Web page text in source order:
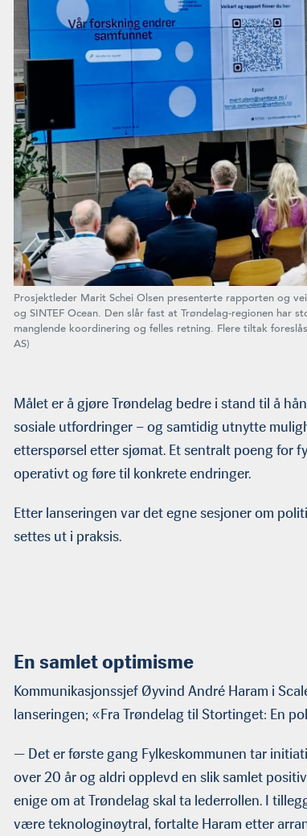
Prosjektleder Marit Schei Olsen presenterte rapporten og
og SINTEF Ocean. Den slår fast at Trøndelag-regionen har
manglende koordinering og felles retning. Flere tiltak
AS)
Målet er å gjøre Trøndelag bedre i stand til å
sosiale utfordringer – og samtidig utnytte
etterspørsel etter sjømat. Et sentralt poeng for
operativt og føre til konkrete endringer.
Etter lanseringen var det egne sesjoner om
settes ut i praksis.
En samlet optimisme
Kommunikasjonssjef Øyvind André Haram i
lanseringen; «Fra Trøndelag til Stortinget: En
— Det er første gang Fylkeskommunen tar
over 20 år og aldri opplevd en slik samlet
enige om at Trøndelag skal ta lederrollen. I
være teknologinøytral, fortalte Haram etter